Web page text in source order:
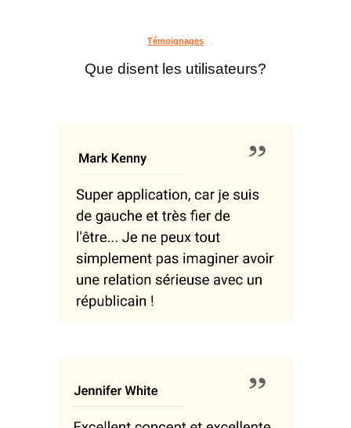
Témoignages
Que disent les utilisateurs?